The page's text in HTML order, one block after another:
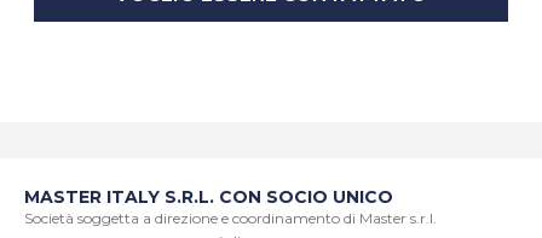
MASTER ITALY S.R.L. CON SOCIO UNICO
Società soggetta a direzione e coordinamento di Master s.r.l.